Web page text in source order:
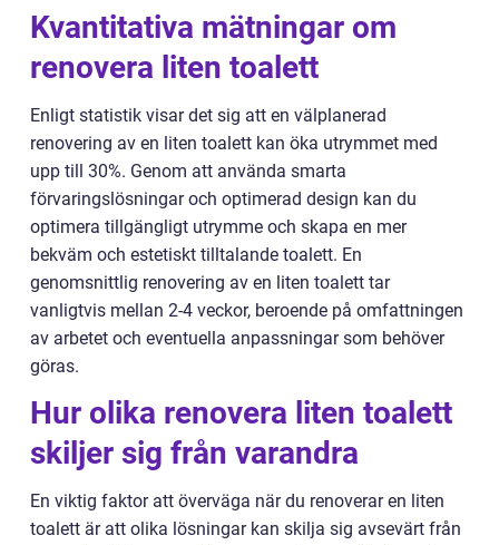
Kvantitativa mätningar om
renovera liten toalett
Enligt statistik visar det sig att en välplanerad
renovering av en liten toalett kan öka utrymmet med
upp till 30%. Genom att använda smarta
förvaringslösningar och optimerad design kan du
optimera tillgängligt utrymme och skapa en mer
bekväm och estetiskt tilltalande toalett. En
genomsnittlig renovering av en liten toalett tar
vanligtvis mellan 2-4 veckor, beroende på omfattningen
av arbetet och eventuella anpassningar som behöver
göras.
Hur olika renovera liten toalett
skiljer sig från varandra
En viktig faktor att överväga när du renoverar en liten
toalett är att olika lösningar kan skilja sig avsevärt från